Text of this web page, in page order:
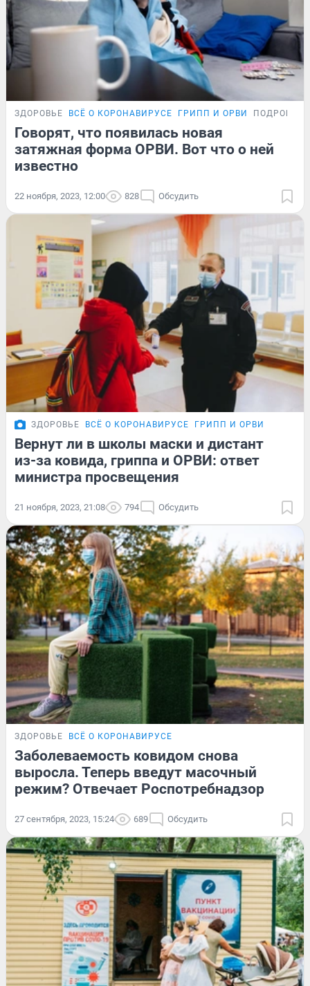
ЗДОРОВЬЕ ВСЁ О КОРОНАВИРУСЕ ГРИПП И ОРВИ
Говорят, что появилась новая
затяжная форма ОРВИ. Вот что о ней
известно
22 ноября, 2023, 12:00 828 Обсудить
ЗДОРОВЬЕ ВСЁ О КОРОНАВИРУСЕ ГРИПП И ОРВИ
Вернут ли в школы маски и дистант
из-за ковида, гриппа и ОРВИ: ответ
министра просвещения
21 ноября, 2023, 21:08 794 Обсудить
ЗДОРОВЬЕ ВСЁ О КОРОНАВИРУСЕ
Заболеваемость ковидом снова
выросла. Теперь введут масочный
режим? Отвечает Роспотребнадзор
27 сентября, 2023, 15:24 689 Обсудить